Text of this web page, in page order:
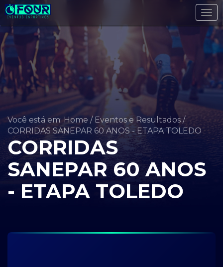
Você está em: Home / Eventos e Resultados /
CORRIDAS SANEPAR 60 ANOS - ETAPA TOLEDO
CORRIDAS
SANEPAR 60 ANOS
- ETAPA TOLEDO